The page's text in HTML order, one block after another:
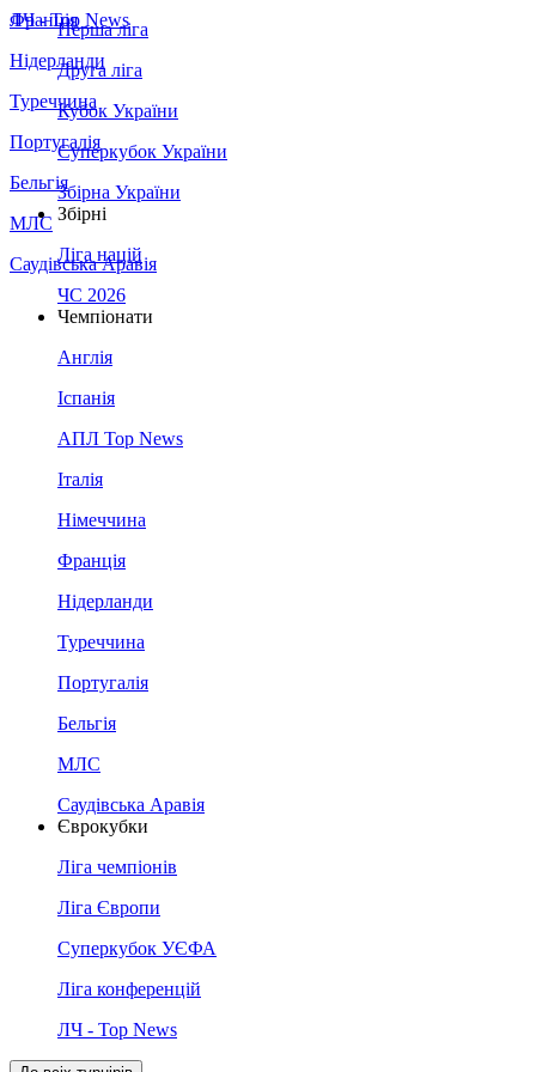
Франція
Нідерланди
Туреччина
Португалія
Бельгія
МЛС
Саудівська Аравія
ЛЧ - Top News
Перша ліга
Друга ліга
Кубок України
Суперкубок України
Збірна України
Збірні
Ліга націй
ЧС 2026
Чемпіонати
Англія
Іспанія
АПЛ Top News
Італія
Німеччина
Франція
Нідерланди
Туреччина
Португалія
Бельгія
МЛС
Саудівська Аравія
Єврокубки
Ліга чемпіонів
Ліга Європи
Суперкубок УЄФА
Ліга конференцій
ЛЧ - Top News